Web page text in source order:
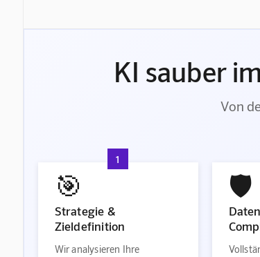
KI sauber
Von
1
🎯
Strategie &
Zieldefinition
Wir analysieren Ihre
🛡️